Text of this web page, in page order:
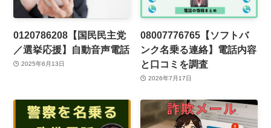
0120786208【国民民主党
／選挙応援】自動音声電話
2025年6月13日
08007776765【ソフトバ
ンク名乗る連絡】電話内容
と口コミを調査
2026年7月17日